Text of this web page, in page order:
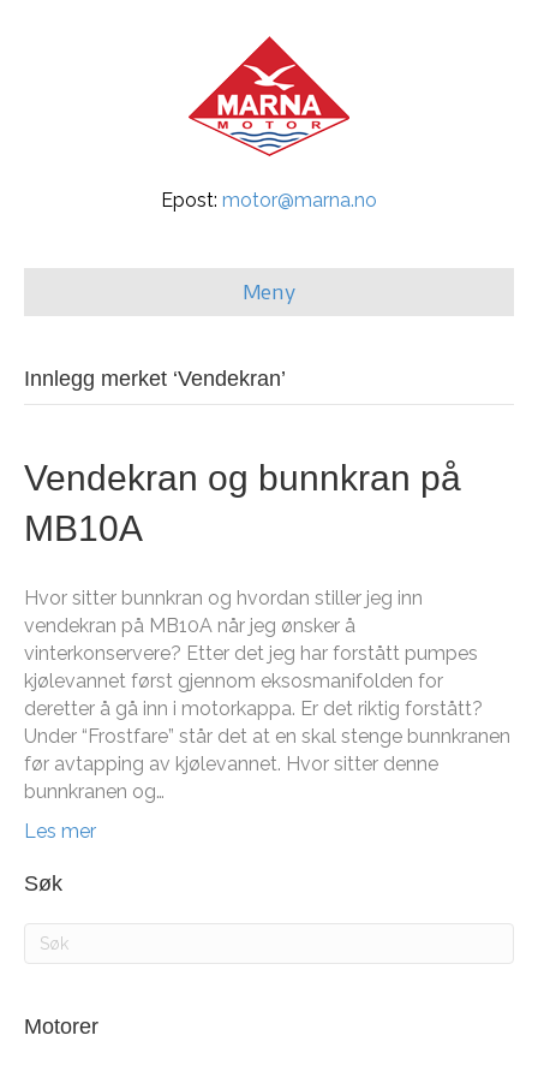
Epost: motor@marna.no
Meny
Innlegg merket ‘Vendekran’
Vendekran og bunnkran på
MB10A
Hvor sitter bunnkran og hvordan stiller jeg inn
vendekran på MB10A når jeg ønsker å
vinterkonservere? Etter det jeg har forstått pumpes
kjølevannet først gjennom eksosmanifolden for
deretter å gå inn i motorkappa. Er det riktig forstått?
Under “Frostfare” står det at en skal stenge bunnkranen
før avtapping av kjølevannet. Hvor sitter denne
bunnkranen og…
Les mer
Søk
Motorer